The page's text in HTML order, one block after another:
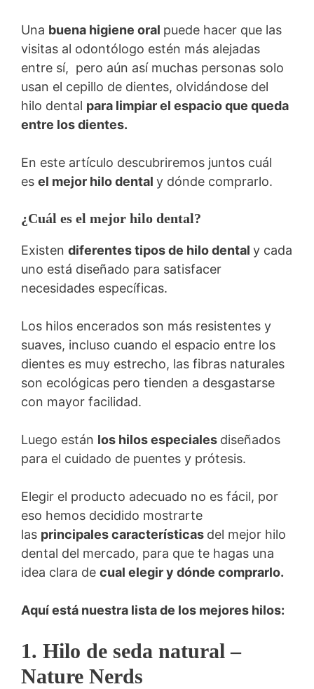
Una buena higiene oral puede hacer que las
visitas al odontólogo estén más alejadas
entre sí, pero aún así muchas personas solo
usan el cepillo de dientes, olvidándose del
hilo dental para limpiar el espacio que queda
entre los dientes.
En este artículo descubriremos juntos cuál
es el mejor hilo dental y dónde comprarlo.
¿Cuál es el mejor hilo dental?
Existen diferentes tipos de hilo dental y cada
uno está diseñado para satisfacer
necesidades específicas.
Los hilos encerados son más resistentes y
suaves, incluso cuando el espacio entre los
dientes es muy estrecho, las fibras naturales
son ecológicas pero tienden a desgastarse
con mayor facilidad.
Luego están los hilos especiales diseñados
para el cuidado de puentes y prótesis.
Elegir el producto adecuado no es fácil, por
eso hemos decidido mostrarte
las principales características del mejor hilo
dental del mercado, para que te hagas una
idea clara de cual elegir y dónde comprarlo.
Aquí está nuestra lista de los mejores hilos:
1. Hilo de seda natural –
Nature Nerds